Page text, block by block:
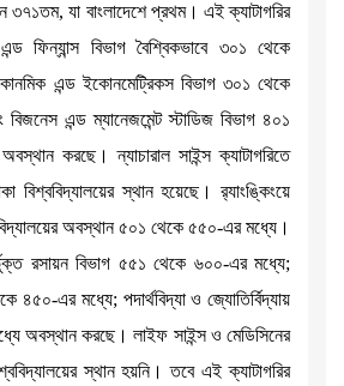
৩৭১তম, যা বাংলাদেশে প্রথম। এই ক্যাটাগরির
ফিন্যান্স বিভাগ বৈশ্বিকভাবে ৩০১ থেকে
এন্ড ইকোনমেট্রিকস বিভাগ ৩০১ থেকে
এন্ড ম্যানেজমেন্ট স্টাডিজ বিভাগ ৪০১
করছে। ন্যাচারাল সাইন্স ক্যাটাগরিতে
বিশ্ববিদ্যালয়ের স্থান হয়েছে। র‌্যাংঙ্কিংয়ে
অবস্থান ৫০১ থেকে ৫৫০-এর মধ্যে।
রসায়ন বিভাগ ৫৫১ থেকে ৬০০-এর মধ্যে;
৪৫০-এর মধ্যে; পদার্থবিদ্যা ও জ্যোতির্বিদ্যায়
অবস্থান করছে। লাইফ সাইন্স ও মেডিসিনের
স্থান হয়নি। তবে এই ক্যাটাগরির